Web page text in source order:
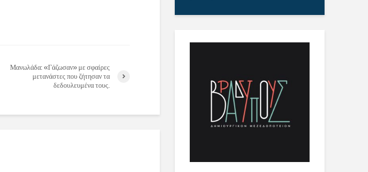
Μανωλάδα: «Γάζωσαν» με σφαίρες
μετανάστες που ζήτησαν τα
δεδουλευμένα τους.